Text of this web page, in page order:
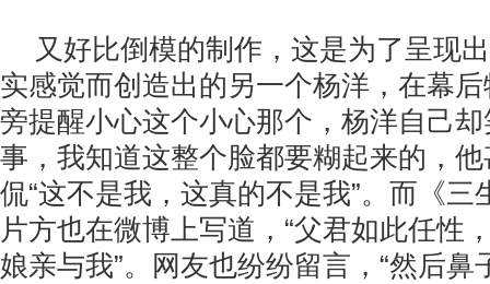
又好比倒模的制作，这是为了呈现
实感觉而创造出的另一个杨洋，在幕
旁提醒小心这个小心那个，杨洋自己
事，我知道这整个脸都要糊起来的，
侃“这不是我，这真的不是我”。而《三
片方也在微博上写道，“父君如此任性
娘亲与我”。网友也纷纷留言，“然后鼻